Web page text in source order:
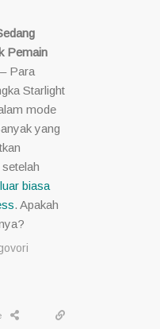
Pemain
Para
Starlight
mode
yang
biasa
. Apakah